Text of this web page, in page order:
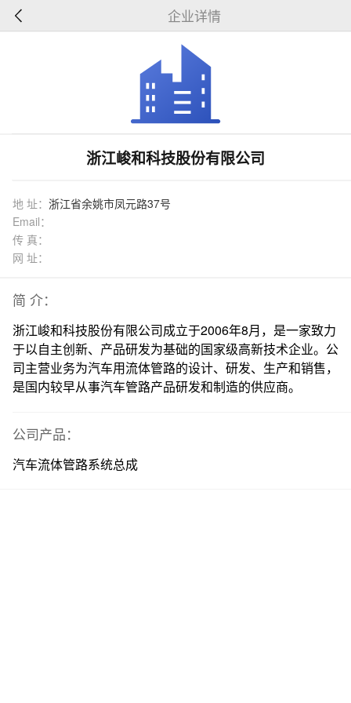
企业详情
浙江峻和科技股份有限公司
地 址： 浙江省余姚市凤元路37号
Email：
传 真：
网 址：
简 介：
浙江峻和科技股份有限公司成立于2006年8月，是一家致力
于以自主创新、产品研发为基础的国家级高新技术企业。公
司主营业务为汽车用流体管路的设计、研发、生产和销售，
是国内较早从事汽车管路产品研发和制造的供应商。
公司产品：
汽车流体管路系统总成